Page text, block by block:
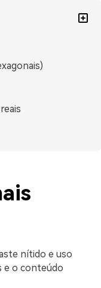
nítido e uso
e o conteúdo